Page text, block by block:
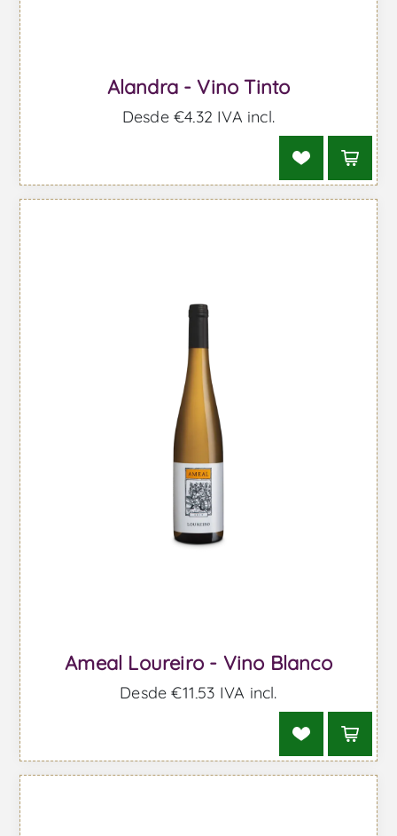
Alandra - Vino Tinto
Desde €4,32 IVA incl.
Ameal Loureiro - Vino Blanco
Desde €11,53 IVA incl.